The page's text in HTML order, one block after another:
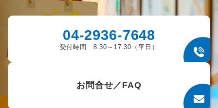
04-2936-7648
受付時間 8:30～17:30（平日）
お問合せ／FAQ